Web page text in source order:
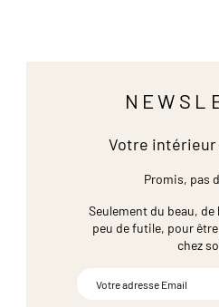
Votre intérieur
Promis, pas
Seulement du beau,
peu de futile, pour
chez